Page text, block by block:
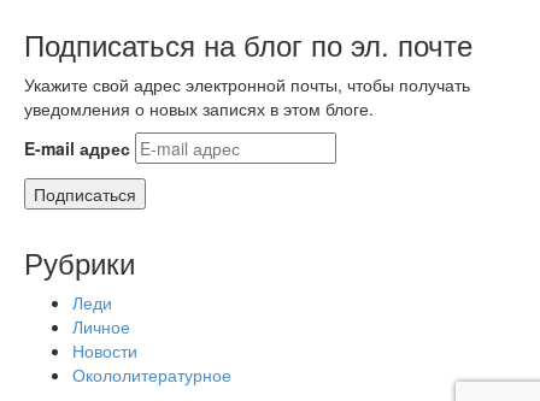
Подписаться на блог по эл. почте
Укажите свой адрес электронной почты, чтобы получать
уведомления о новых записях в этом блоге.
E-mail адрес
Подписаться
Рубрики
Леди
Личное
Новости
Окололитературное